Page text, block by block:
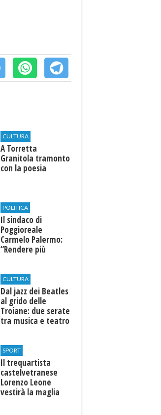
CULTURA
​A Torretta
Granitola tramonto
con la poesia
POLITICA
Il sindaco di
Poggioreale
Carmelo Palermo:
“Rendere più
Castelvetrano."
CULTURA
Dal jazz dei Beatles
al grido delle
Troiane: due serate
tra musica e teatro
SPORT
Il trequartista
castelvetranese
Lorenzo Leone
vestirà la maglia